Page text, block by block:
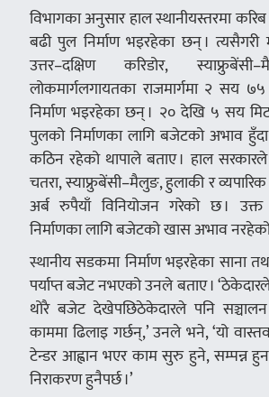
विभागका अनुसार हाल स्थानीयस्तरमा
बढी पुल निर्माण भइरहेका छन् । त्यसैगरी
उत्तर–दक्षिण करिडोर,
लोकमार्गलगायतका राजमार्गमा २ सय
निर्माण भइरहेका छन् । २० देखि ५ सय
पुलको निर्माणका लागि बजेटको अभाव
कठिन रहेको थापाले बताए । हाल सरकारले
चतरा, स्याफ्रुबेंसी–मैलुङ, हुलाकी र व्यपारिक
अर्ब रुपैयाँ विनियोजन गरेको छ ।
निर्माणका लागि बजेटको खास अभाव
स्थानीय सडकमा निर्माण भइरहेका साना
पर्याप्त बजेट नभएको उनले बताए ।
थोरै बजेट देखेपछिठेकेदारले पनि
काममा ढिलाइ गर्छन्,’ उनले भने, ‘यो
टेन्डर आह्वान भएर काम सुरु हुने, सम्पन्न हुन
निराकरण हुनैपर्छ ।’